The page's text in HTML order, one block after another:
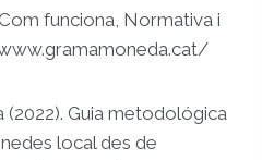
funciona, Normativa i
Guia metodológica
local des de